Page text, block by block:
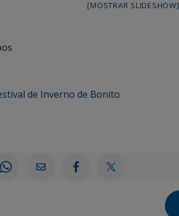
[MOSTRAR SLIDESHOW]
de Inverno de Bonito